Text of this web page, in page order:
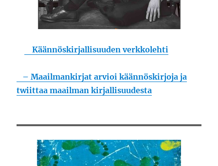
Käännöskirjallisuuden verkkolehti
– Maailmankirjat arvioi käännöskirjoja ja
twiittaa maailman kirjallisuudesta